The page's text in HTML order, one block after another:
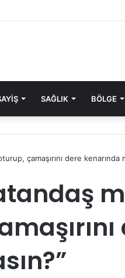
SAĞLIK BÖLGE
çamaşırını dere kenarında